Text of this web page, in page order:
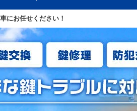
にお任せください！